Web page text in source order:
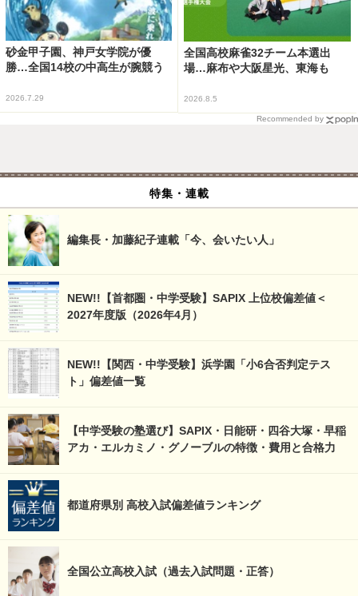
砂金甲子園、神戸女学院が優
勝…全国14校の中高生が腕競う
2026.7.29
全国高校麻雀32チーム本選出
場…麻布や大阪星光、東海も
2026.8.5
Recommended by
特集・連載
編集長・加藤紀子連載「今、会いたい人」
NEW!!【首都圏・中学受験】SAPIX 上位校偏差値＜
2027年度版（2026年4月）
NEW!!【関西・中学受験】浜学園「小6合否判定テス
ト」偏差値一覧
【中学受験の塾選び】SAPIX・日能研・四谷大塚・早稲
アカ・エルカミノ・グノーブルの特徴・費用と合格力
都道府県別 高校入試偏差値ランキング
全国公立高校入試（過去入試問題・正答）